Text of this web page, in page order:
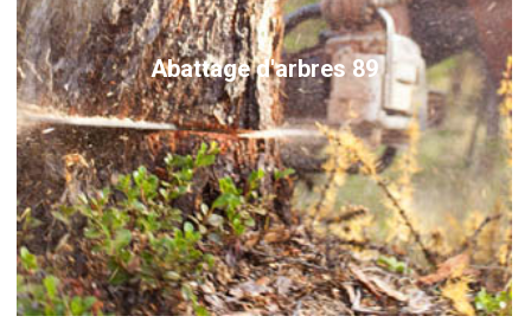
Abattage d'arbres 89